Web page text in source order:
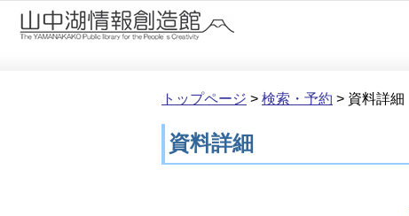
本文へ移動
トップページ > 検索・予約 > 資料詳細
資料詳細